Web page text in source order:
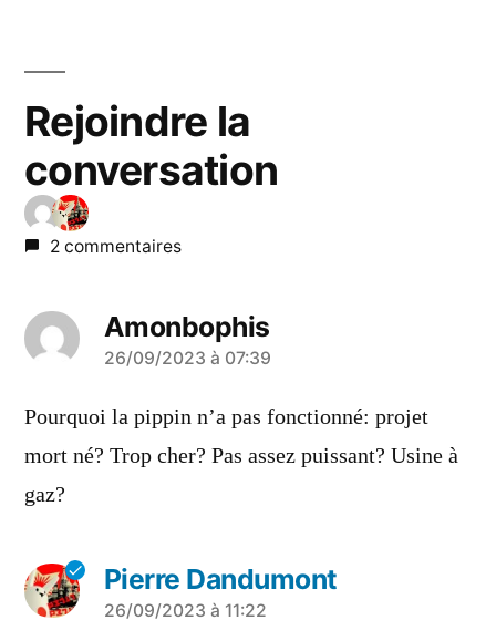
Rejoindre la
conversation
2 commentaires
Amonbophis
a
dit :
26/09/2023 à 07:39
Pourquoi la pippin n’a pas fonctionné: projet
mort né? Trop cher? Pas assez puissant? Usine à
gaz?
Pierre Dandumont
26/09/2023 à 11:22